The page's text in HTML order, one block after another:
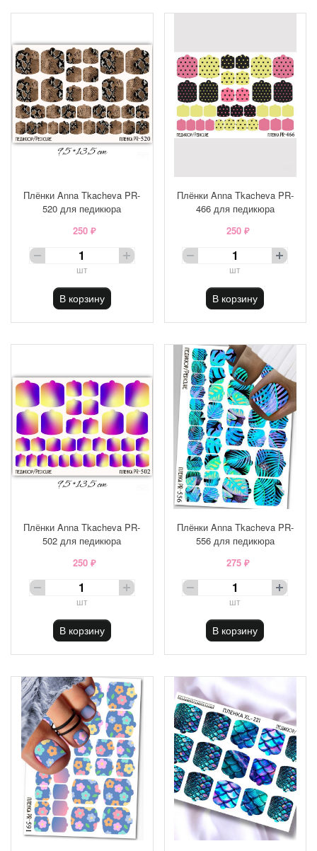
Плёнки Anna Tkacheva PR-
520 для педикюра
250 ₽
шт
В корзину
Плёнки Anna Tkacheva PR-
466 для педикюра
250 ₽
шт
В корзину
Плёнки Anna Tkacheva PR-
502 для педикюра
250 ₽
шт
В корзину
Плёнки Anna Tkacheva PR-
556 для педикюра
275 ₽
шт
В корзину